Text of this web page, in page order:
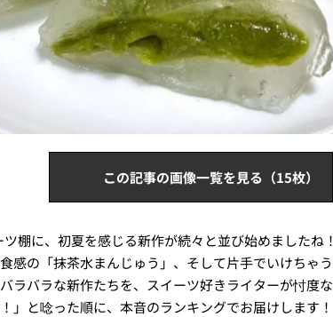
この記事の画像一覧を見る（15枚）
棚に、初夏を感じる新作が続々と並び始めましたね
感の「抹茶水まんじゅう」、そして片手でいけちゃ
ラバラな新作たちを、スイーツ好きライターが忖度
」と唸った順に、本音のランキングでお届けします！